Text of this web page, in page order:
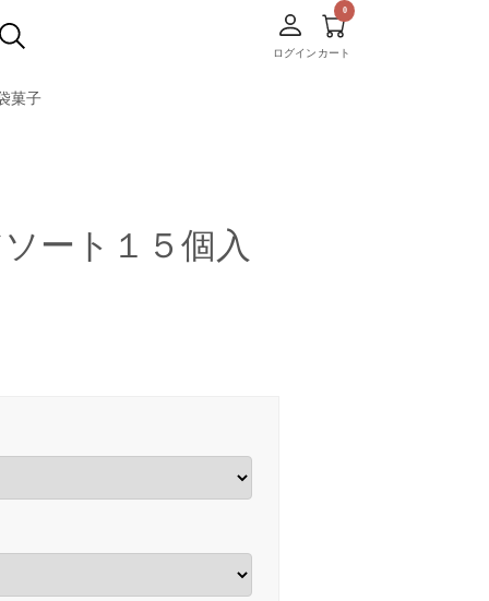
ログイン カート
菓子
ート１５個入